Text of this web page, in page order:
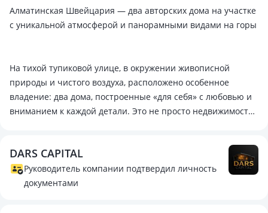
Алматинская Швейцария — два авторских дома на участке
с уникальной атмосферой и панорамными видами на горы
На тихой тупиковой улице, в окружении живописной
природы и чистого воздуха, расположено особенное
владение: два дома, построенные «для себя» с любовью и
вниманием к каждой детали. Это не просто недвижимость
✨ Главный дом 415м² - 2014 г.
Просторная гостиная с выходом в сад и террасу.
DARS CAPITAL
Руководитель компании подтвердил личность
документами